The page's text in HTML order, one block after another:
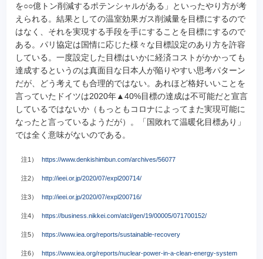
を○○億トン削減するポテンシャルがある」といったやり方が考
えられる。結果としての温室効果ガス削減量を目標にするので
はなく、それを実現する手段を手にすることを目標にするので
ある。パリ協定は国情に応じた様々な目標設定のあり方を許容
している。一度設定した目標はいかに経済コストがかかっても
達成するというのは真面目な日本人が陥りやすい思考パターン
だが、どう考えても合理的ではない。あれほど格好いいことを
言っていたドイツは2020年▲40%目標の達成は不可能だと宣言
しているではないか（もっともコロナによってまた実現可能に
なったと言っているようだが）。「国敗れて温暖化目標あり」
では全く意味がないのである。
注1） https://www.denkishimbun.com/archives/56077
注2） http://ieei.or.jp/2020/07/expl200714/
注3） http://ieei.or.jp/2020/07/expl200716/
注4） https://business.nikkei.com/atcl/gen/19/00005/071700152/
注5） https://www.iea.org/reports/sustainable-recovery
注6） https://www.iea.org/reports/nuclear-power-in-a-clean-energy-system